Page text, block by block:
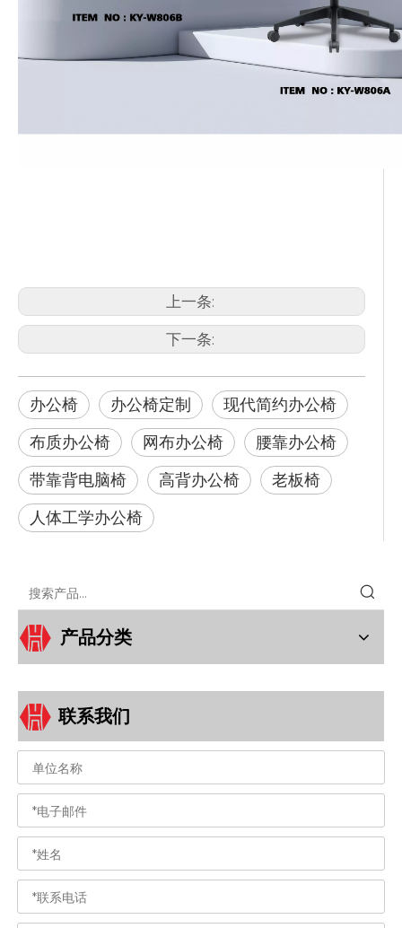
上一条:
下一条:
办公椅 办公椅定制
现代简约办公椅
布质办公椅
网布办公椅
腰靠办公椅
带靠背电脑椅
高背办公椅
老板椅
人体工学办公椅
产品分类
联系我们